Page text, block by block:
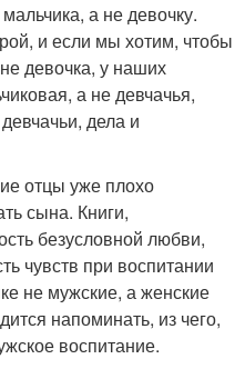
а не девочку.
и если мы хотим, чтобы
девочка, у наших
а не девчачья,
дела и
отцы уже плохо
сына. Книги,
безусловной любви,
чувств при воспитании
не мужские, а женские
напоминать, из чего,
воспитание.